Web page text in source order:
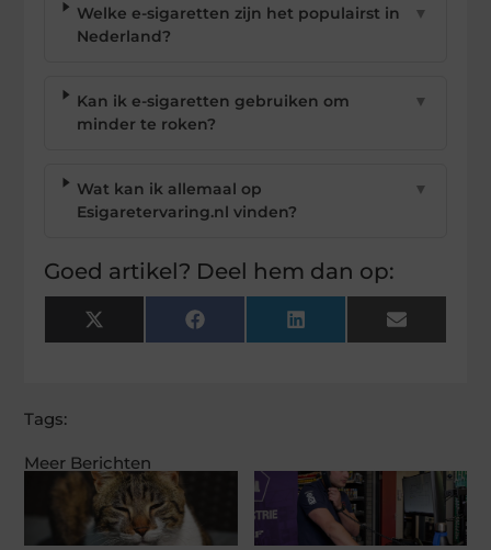
Meer Berichten
Welke e-sigaretten zijn het populairst in
Nederland?
▼
Kan ik e-sigaretten gebruiken om
minder te roken?
▼
Wat kan ik allemaal op
Esigaretervaring.nl vinden?
▼
Goed artikel? Deel hem dan op:
X
(Twitter)
Facebook LinkedIn Email
Tags: